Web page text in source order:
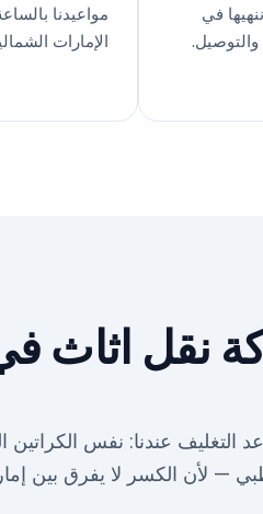
في
مواعيدنا
الإمارات
نقل اثاث في
التغليف عندنا: نفس
— لأن الكسر لا يفرق بين